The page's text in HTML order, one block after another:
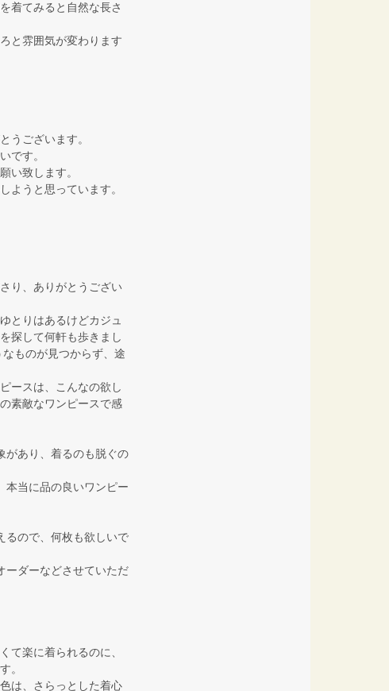
着てみると自然な長さ
と雰囲気が変わります
うございます。
です。
い致します。
ようと思っています。
り、ありがとうござい
とりはあるけどカジュ
探して何軒も歩きまし
ものが見つからず、途
ースは、こんなの欲し
素敵なワンピースで感
があり、着るのも脱ぐの
本当に品の良いワンピー
るので、何枚も欲しいで
ーダーなどさせていただ
て楽に着られるのに、
。
は、さらっとした着心